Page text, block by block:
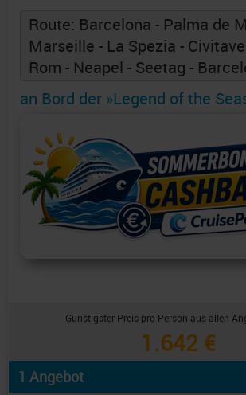
Route: Barcelona - Palma de
Marseille - La Spezia -
Rom - Neapel - Seetag -
an Bord der »Legend of the
Günstigster Preis pro Person aus allen
1.642 €
1 Angebot